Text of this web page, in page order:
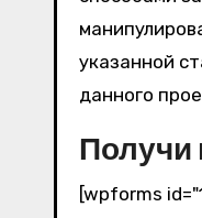
указанной
данного
Получи
[wpforms